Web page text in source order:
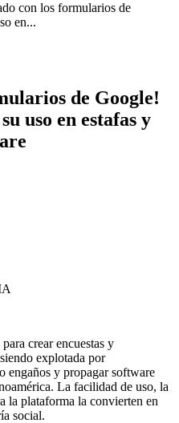
con los formularios de
en...
de Google!
uso en estafas y
crear encuestas y
explotada por
engaños y propagar software
La facilidad de uso, la
la plataforma la convierten en
social.